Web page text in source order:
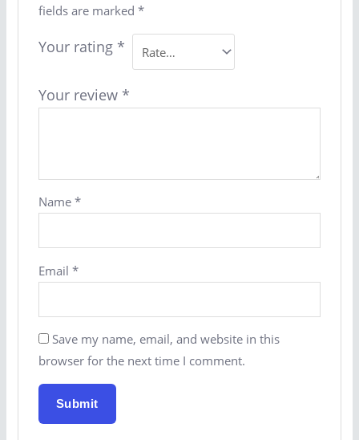
fields are marked *
Your rating *
Your review *
Name *
Email *
Save my name, email, and website in this
browser for the next time I comment.